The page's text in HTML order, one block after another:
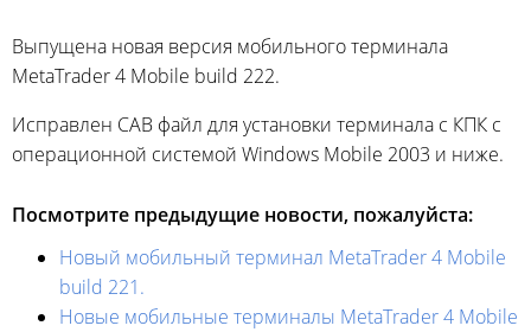
Выпущена новая версия мобильного терминала
MetaTrader 4 Mobile build 222.
Исправлен CAB файл для установки терминала с КПК с
операционной системой Windows Mobile 2003 и ниже.
Посмотрите предыдущие новости, пожалуйста:
Новый мобильный терминал MetaTrader 4 Mobile
build 221.
Новые мобильные терминалы MetaTrader 4 Mobile